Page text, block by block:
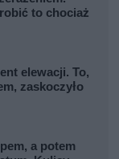
to chociaż
elewacji. To,
zaskoczyło
a potem